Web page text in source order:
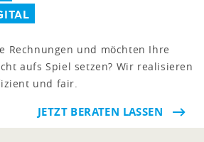
Rechnungen und möchten Ihre
aufs Spiel setzen? Wir realisieren
und fair.
JETZT BERATEN LASSEN